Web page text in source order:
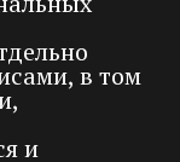
в том
и